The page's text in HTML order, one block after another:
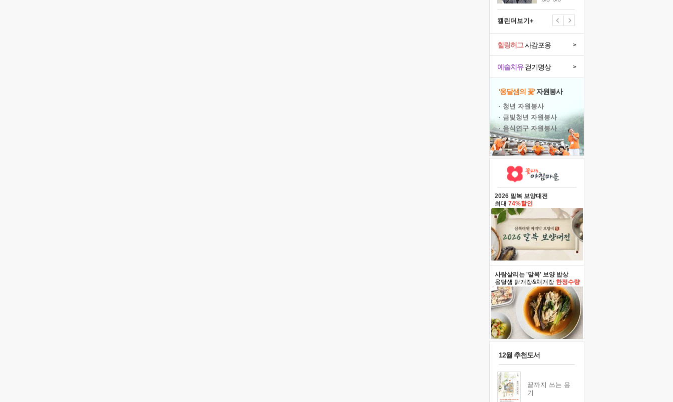
캘린더보기+
예술치유걷기명상 >
힐링허그사감포옹 >
'옹달샘의 꽃'자원봉사
· 청년 자원봉사
· 금빛청년 자원봉사
· 음식연구 자원봉사
2026 말복 보양대전
최대 74%할인
사람살리는 '말복' 보양 밥상
옹달샘 닭개장&채개장 한정수량
12월 추천도서
끝까지 쓰는 용
기